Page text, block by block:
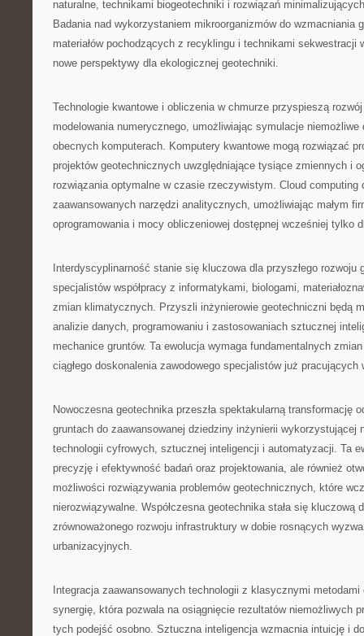
naturalne, technikami biogeotechniki i rozwiązań
Badania nad wykorzystaniem mikroorganizmów do wzmacniania
materiałów pochodzących z recyklingu i technikami sekwestracji
nowe perspektywy dla ekologicznej geotechniki.
Technologie kwantowe i obliczenia w chmurze przyspieszą
modelowania numerycznego, umożliwiając symulacje niemożliwe
obecnych komputerach. Komputery kwantowe mogą rozwiązać
projektów geotechnicznych uwzględniające tysiące zmiennych i
rozwiązania optymalne w czasie rzeczywistym. Cloud computing
zaawansowanych narzędzi analitycznych, umożliwiając małym
oprogramowania i mocy obliczeniowej dostępnej wcześniej tylko
Interdyscyplinarność stanie się kluczowa dla przyszłego rozwoju
specjalistów współpracy z informatykami, biologami,
zmian klimatycznych. Przyszli inżynierowie geotechniczni będą
analizie danych, programowaniu i zastosowaniach sztucznej
mechanice gruntów. Ta ewolucja wymaga fundamentalnych
ciągłego doskonalenia zawodowego specjalistów już pracujących
Nowoczesna geotechnika przeszła spektakularną transformację
gruntach do zaawansowanej dziedziny inżynierii wykorzystującej
technologii cyfrowych, sztucznej inteligencji i automatyzacji. Ta
precyzję i efektywność badań oraz projektowania, ale również
możliwości rozwiązywania problemów geotechnicznych, które
nierozwiązywalne. Współczesna geotechnika stała się kluczową
zrównoważonego rozwoju infrastruktury w dobie rosnących
urbanizacyjnych.
Integracja zaawansowanych technologii z klasycznymi
synergię, która pozwala na osiągnięcie rezultatów niemożliwych
tych podejść osobno. Sztuczna inteligencja wzmacnia intuicję i